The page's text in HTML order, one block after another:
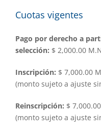
Cuotas vigentes
Pago por derecho a
selección: $ 2,000.00
Inscripción: $ 7,000.00
(monto sujeto a ajuste
Reinscripción: $
(monto sujeto a ajuste